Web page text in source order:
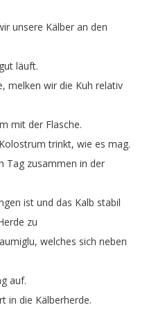
unsere Kälber an den
gut läuft.
, melken wir die Kuh relativ
mit der Flasche.
Kolostrum trinkt, wie es mag.
Tag zusammen in der
ist und das Kalb stabil
zu
, welches sich neben
auf.
in die Kälberherde.